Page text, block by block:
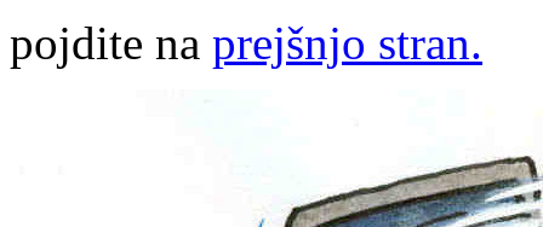
pojdite na prejšnjo stran.